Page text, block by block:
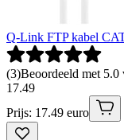
Q-Link FTP kabel
(3)Beoordeeld met 5.0
17.49
Prijs: 17.49 euro